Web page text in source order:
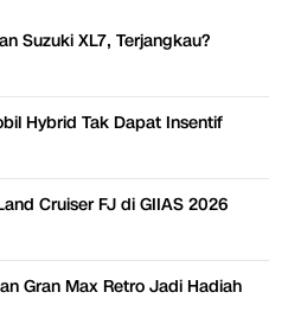
Suzuki XL7, Terjangkau?
Hybrid Tak Dapat Insentif
Cruiser FJ di GIIAS 2026
Gran Max Retro Jadi Hadiah